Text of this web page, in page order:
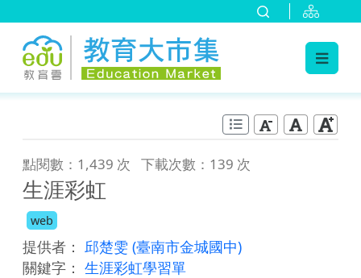
點閱數：1,439 次 下載次數：139 次
生涯彩虹
web
提供者： 邱楚雯 (臺南市金城國中)
關鍵字： 生涯彩虹學習單